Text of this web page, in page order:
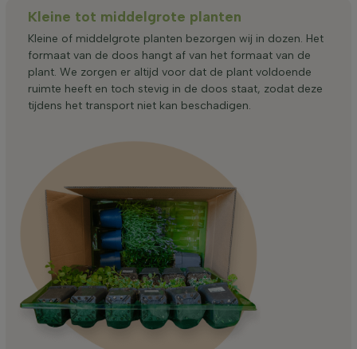
Kleine tot middelgrote planten
Kleine of middelgrote planten bezorgen wij in dozen. Het
formaat van de doos hangt af van het formaat van de
plant. We zorgen er altijd voor dat de plant voldoende
ruimte heeft en toch stevig in de doos staat, zodat deze
tijdens het transport niet kan beschadigen.